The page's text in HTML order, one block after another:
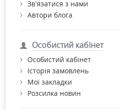
Зв’язатися з нами
Автори блога
Особистий кабінет
Особистий кабінет
Історія замовлень
Мої закладки
Розсилка новин